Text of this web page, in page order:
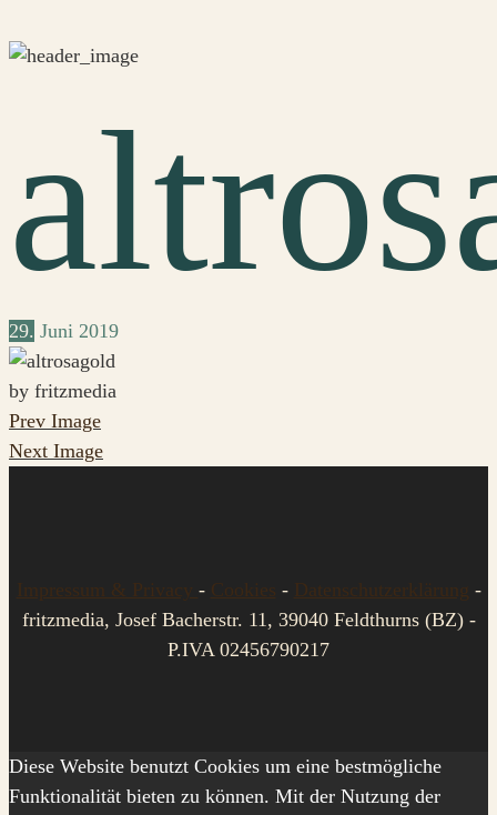
29. Juni 2019
by fritzmedia
Prev Image
Next Image
Impressum & Privacy - Cookies - Datenschutzerklärung -
fritzmedia, Josef Bacherstr. 11, 39040 Feldthurns (BZ) -
P.IVA 02456790217
Diese Website benutzt Cookies um eine bestmögliche
Funktionalität bieten zu können. Mit der Nutzung der